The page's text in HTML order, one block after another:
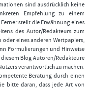
sind ausdrücklich keine
Empfehlung zu einem
stellt die Erwähnung eines
des Autor/Redakteurs zum
eines anderen Wertpapiers,
Formulierungen und Hinweise
Blog Autoren/Redakteure
verantwortlich zu machen.
Beratung durch einen
bitte daran, dass jede Art von